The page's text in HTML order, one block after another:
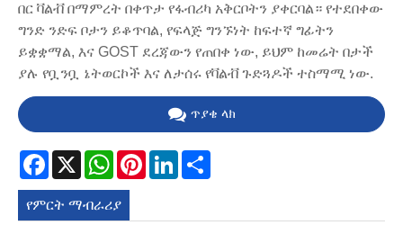
በር ቫልቭ በማምረት በቀጥታ የፋብሪካ አቅርቦትን ያቀርባል። የተደበቀው
ግንድ ንድፍ ቦታን ይቆጥባል, የፍላጅ ግንኙነት ከፍተኛ ግፊትን
ይቋቋማል, እና GOST ደረጃውን የጠበቀ ነው, ይህም ከመሬት በታች
ያሉ የቧንቧ ኔትወርኮች እና ለታሰሩ የቫልቭ ጉድጓዶች ተስማሚ ነው.
ጥያቄ ላክ
Facebook
X WhatsApp
PinterestLinkedIn
የምርት ማብራሪያ